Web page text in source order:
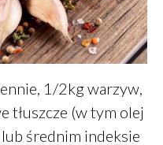
1/2kg warzyw,
tłuszcze (w tym olej
średnim indeksie